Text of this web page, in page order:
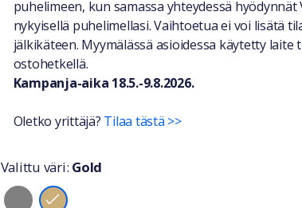
puhelimeen, kun samassa yhteydessä
nykyisellä puhelimellasi. Vaihtoetua ei voi lisätä
jälkikäteen. Myymälässä asioidessa käytetty laite
ostohetkellä.
Kampanja-aika 18.5.-9.8.2026.
Oletko yrittäjä? Tilaa tästä >>
Valitse väri
Valittu väri: Gold